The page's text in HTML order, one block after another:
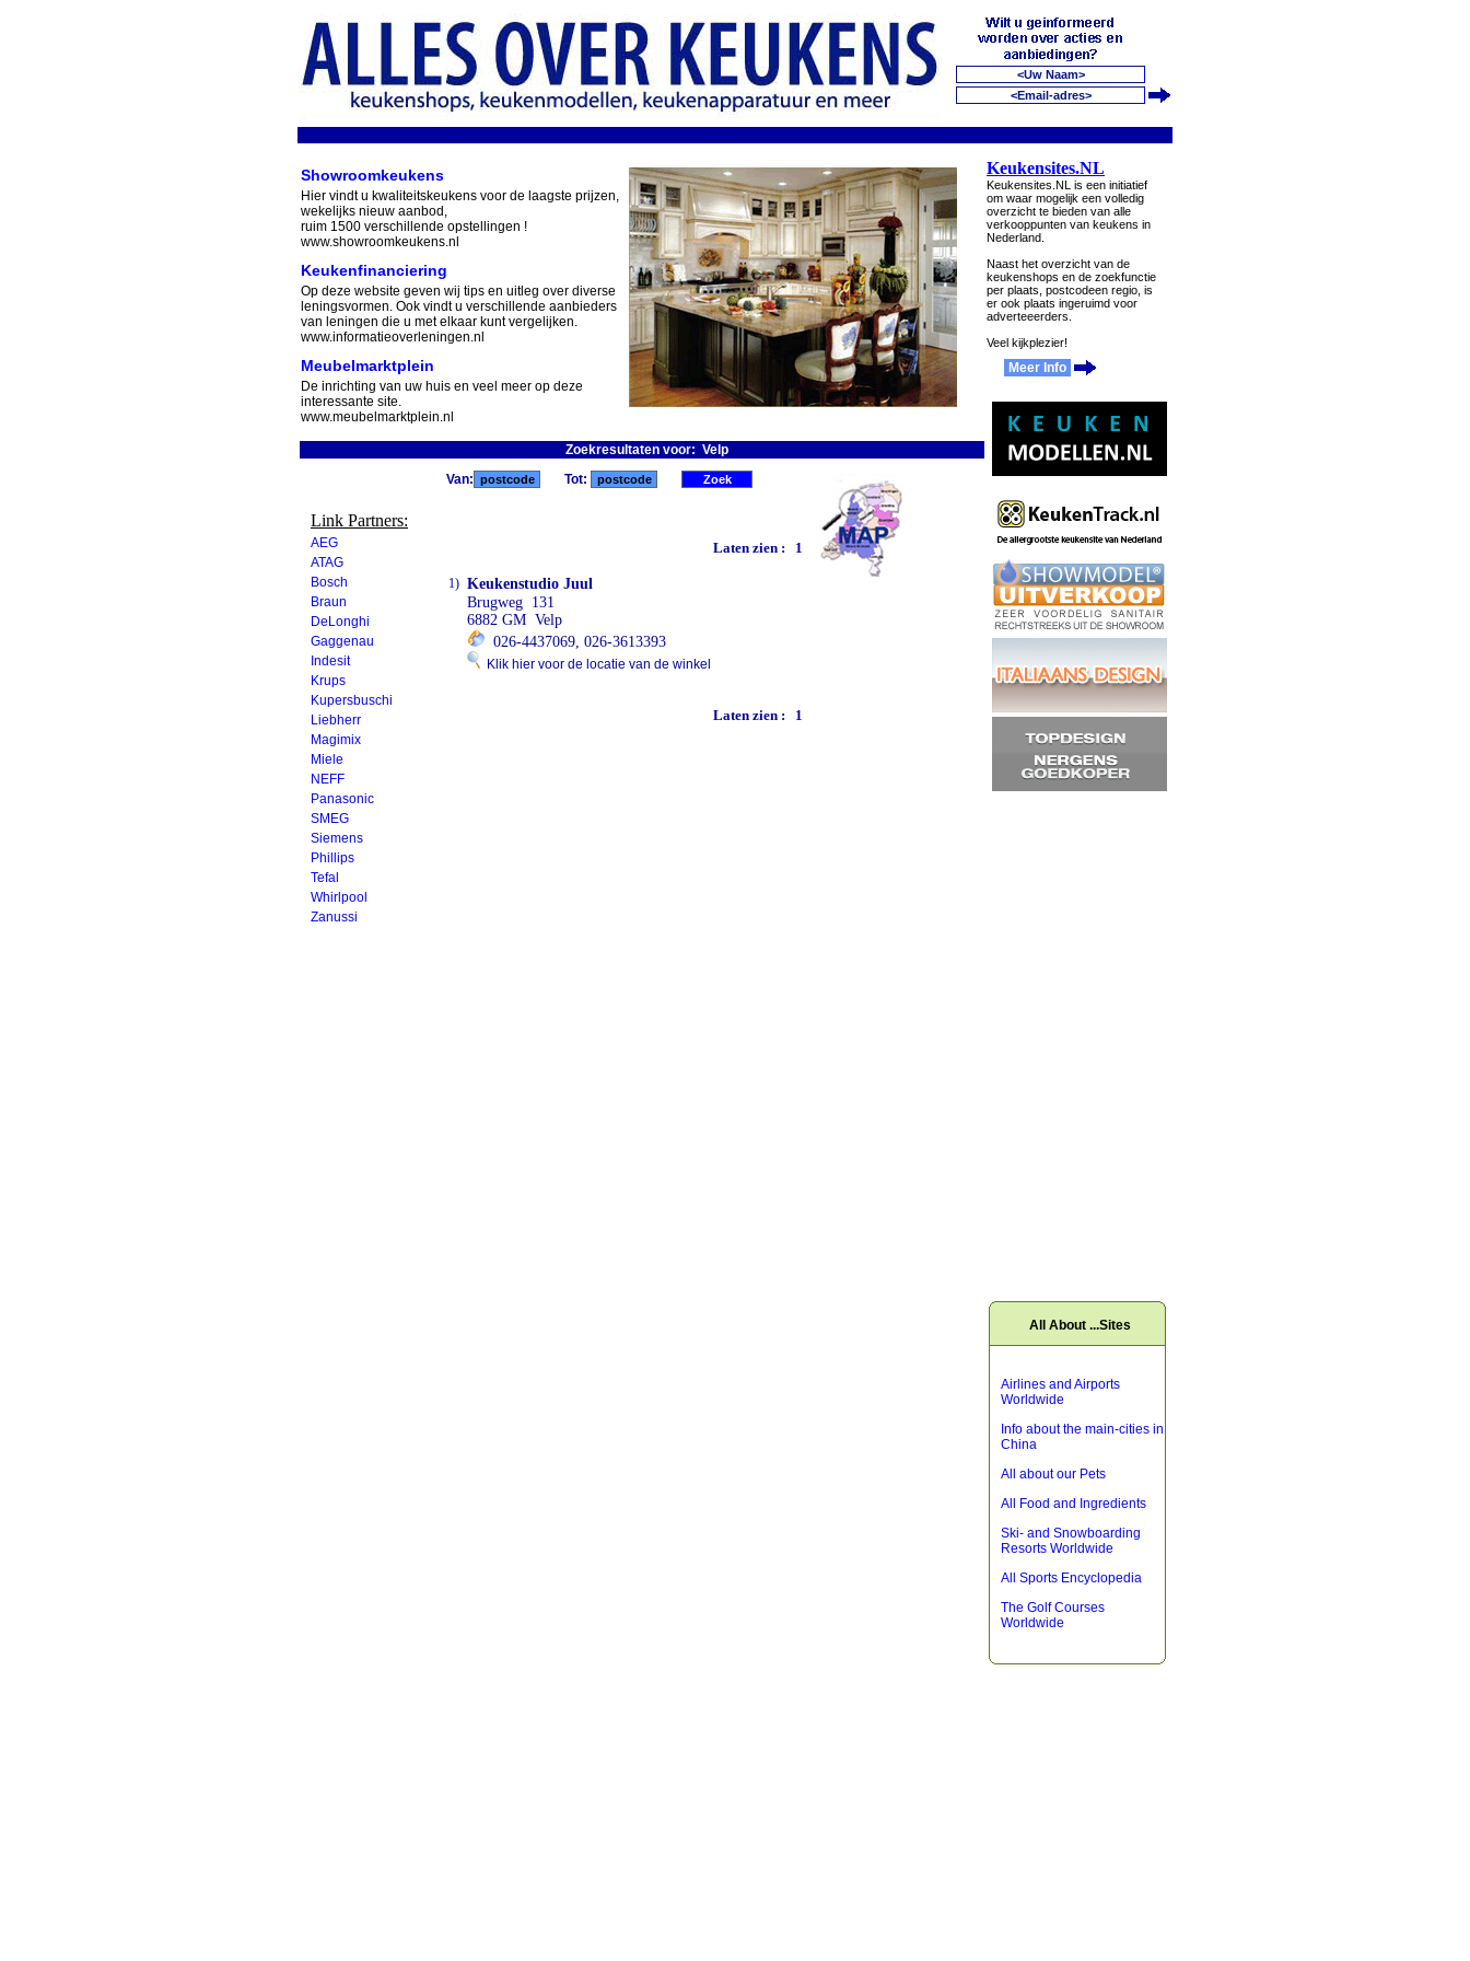
Showroomkeukens
Hier vindt u kwaliteitskeukens voor de laagste prijzen,
wekelijks nieuw aanbod,
ruim 1500 verschillende opstellingen !
www.showroomkeukens.nl
Keukenfinanciering
Op deze website geven wij tips en uitleg over diverse
leningsvormen. Ook vindt u verschillende aanbieders
van leningen die u met elkaar kunt vergelijken.
www.informatieoverleningen.nl
Meubelmarktplein
De inrichting van uw huis en veel meer op deze
interessante site.
www.meubelmarktplein.nl
Zoekresultaten voor: Velp
Link Partners:
AEG
ATAG
Bosch
Braun
DeLonghi
Gaggenau
Indesit
Krups
Kupersbuschi
Liebherr
Magimix
Miele
NEFF
Panasonic
SMEG
Siemens
Phillips
Tefal
Whirlpool
Zanussi
Van: Tot:
Laten zien : 1
1) Keukenstudio Juul
Brugweg 131
6882 GM Velp
026-4437069, 026-3613393
Klik hier voor de locatie van de winkel
Laten zien : 1
Keukensites.NL
Keukensites.NL is een initiatief
om waar mogelijk een volledig
overzicht te bieden van alle
verkooppunten van keukens in
Nederland.
Naast het overzicht van de
keukenshops en de zoekfunctie
per plaats, postcodeen regio, is
er ook plaats ingeruimd voor
adverteeerders.
Veel kijkplezier!
Meer Info
All About ...Sites
Airlines and Airports
Worldwide
Info about the main-cities in
China
All about our Pets
All Food and Ingredients
Ski- and Snowboarding
Resorts Worldwide
All Sports Encyclopedia
The Golf Courses
Worldwide